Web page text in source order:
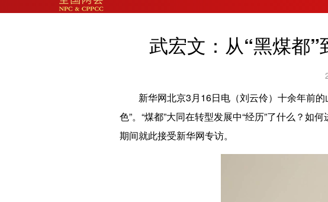
武宏文：从“黑煤都
新华网北京3月16日电（刘云伶）十余年前的
色”。“煤都”大同在转型发展中“经历”了什么？
期间就此接受新华网专访。